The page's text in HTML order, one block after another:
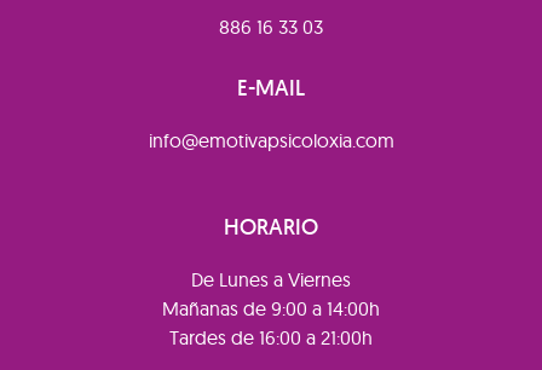
886 16 33 03
E-MAIL
info@emotivapsicoloxia.com
HORARIO
De Lunes a Viernes
Mañanas de 9:00 a 14:00h
Tardes de 16:00 a 21:00h